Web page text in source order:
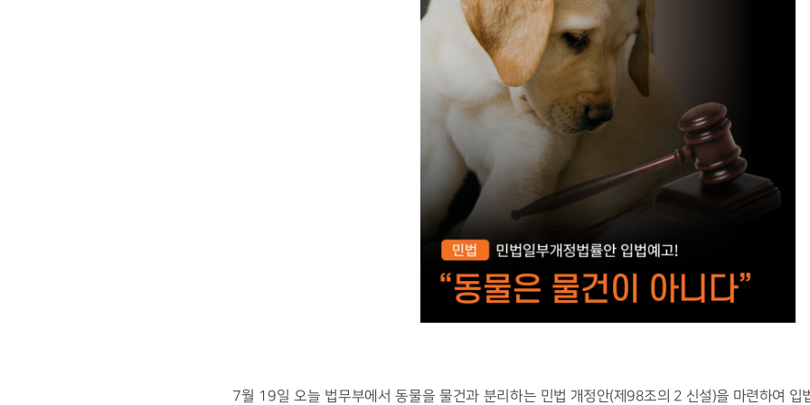
7월 19일 오늘 법무부에서 동물을 물건과 분리하는 민법 개정안(제98조의 2 신설)을 마련하여 입